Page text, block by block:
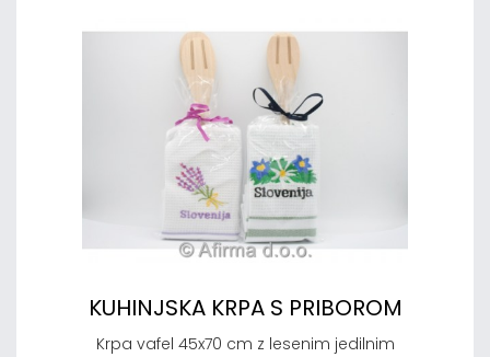
KUHINJSKA KRPA S PRIBOROM
Krpa vafel 45x70 cm z lesenim jedilnim